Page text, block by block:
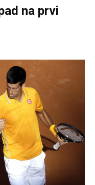
na prvi